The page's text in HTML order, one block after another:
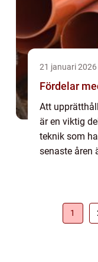
21 januari 2026
Fördelar
Att
är en viktig
teknik som
senaste åren
1